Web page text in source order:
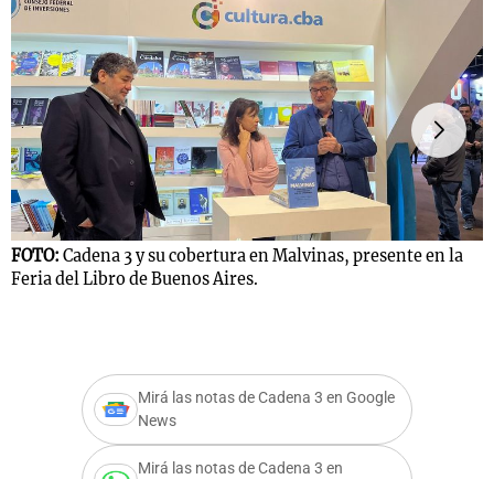
FOTO: Cadena 3 y su cobertura en Malvinas, presente en la
Feria del Libro de Buenos Aires.
Mirá las notas de Cadena 3 en Google
News
Mirá las notas de Cadena 3 en
Notas
Mundial 2026
Notas
La Sole en
Cadena 3